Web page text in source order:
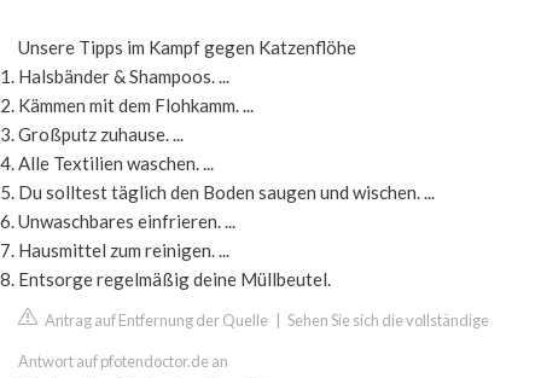
Unsere Tipps im Kampf gegen Katzenflöhe
Halsbänder & Shampoos. ...
Kämmen mit dem Flohkamm. ...
Großputz zuhause. ...
Alle Textilien waschen. ...
Du solltest täglich den Boden saugen und wischen. ...
Unwaschbares einfrieren. ...
Hausmittel zum reinigen. ...
Entsorge regelmäßig deine Müllbeutel.
Antrag auf Entfernung der Quelle Sehen Sie sich die vollständige
Antwort auf pfotendoctor.de an